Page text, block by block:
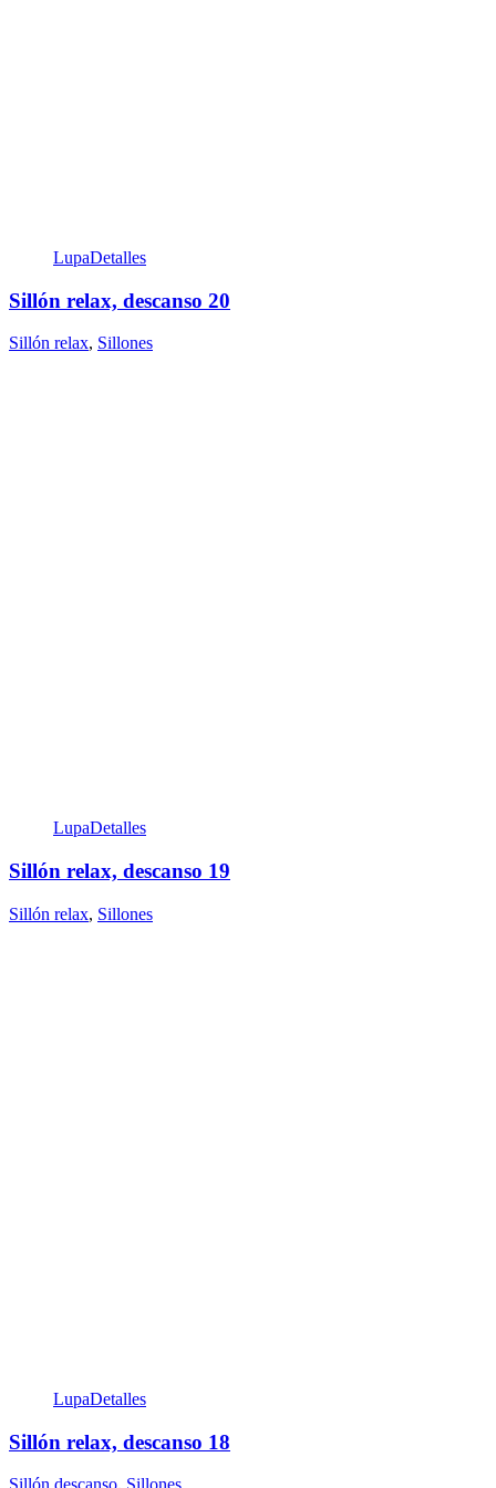
LupaDetalles
Sillón relax, descanso 20
Sillón relax, Sillones
LupaDetalles
Sillón relax, descanso 19
Sillón relax, Sillones
LupaDetalles
Sillón relax, descanso 18